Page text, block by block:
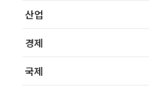
산업
경제
국제